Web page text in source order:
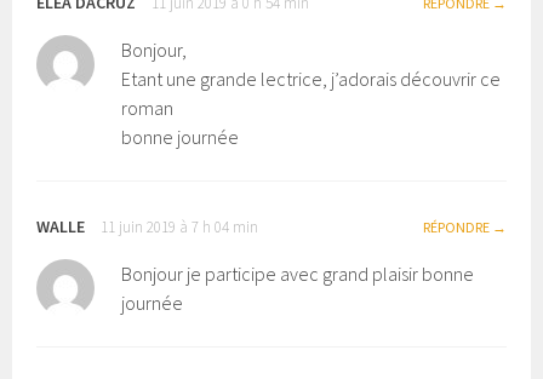
Bonjour,
Etant une grande lectrice, j’adorais découvrir ce
roman
bonne journée
WALLE 11 juin 2019 à 7 h 04 min RÉPONDRE
Bonjour je participe avec grand plaisir bonne
journée